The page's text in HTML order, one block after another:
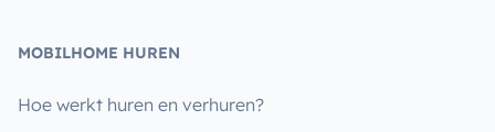
MOBILHOME HUREN
Hoe werkt huren en verhuren?